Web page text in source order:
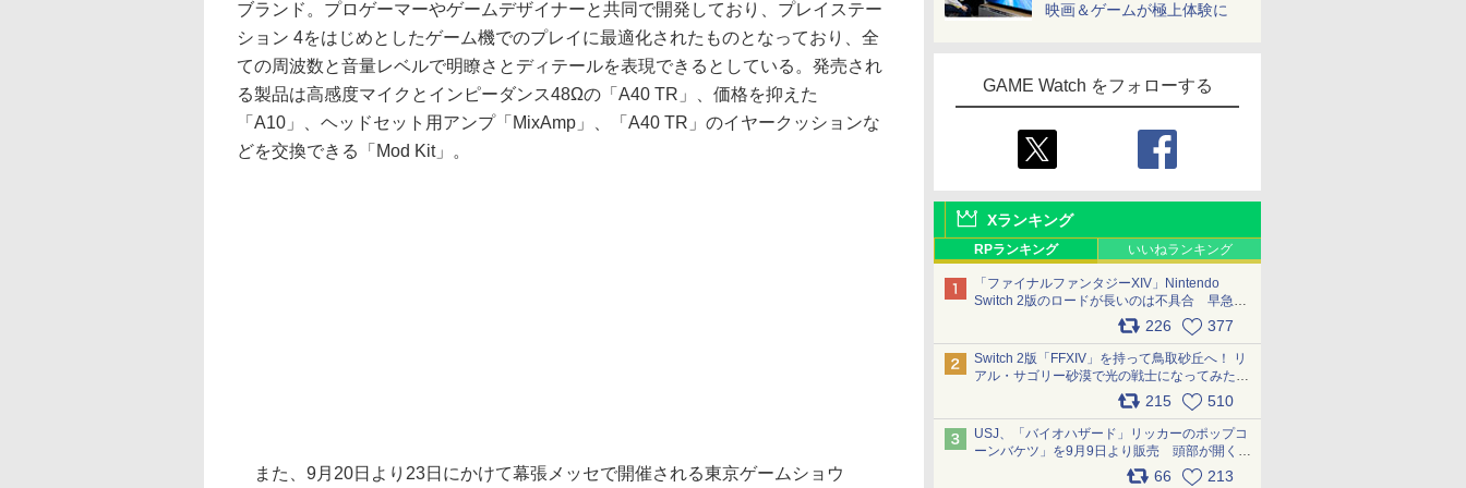
映画＆ゲームが極上体験に
GAME Watch をフォローする
Xランキング
RPランキング いいねランキング
「ファイナルファンタジーXIV」Nintendo
Switch 2版のロードが長いのは不具合 早急に
アップデートできるよう対応中226 377
Switch 2版「FFXIV」を持って鳥取砂丘へ！ リ
アル・サゴリー砂漠で光の戦士になってみた
215 510
USJ、「バイオハザード」リッカーのポップコ
ーンバケツ」を9月9日より販売 頭部が開く仕
組み。味は恐怖を堪のう「味噌フレーバー」
66 213
ブランド。プロゲーマーやゲームデザイナーと共同で開発しており、プレイステー
ション 4をはじめとしたゲーム機でのプレイに最適化されたものとなっており、全
ての周波数と音量レベルで明瞭さとディテールを表現できるとしている。発売され
る製品は高感度マイクとインピーダンス48Ωの「A40 TR」、価格を抑えた
「A10」、ヘッドセット用アンプ「MixAmp」、「A40 TR」のイヤークッションな
どを交換できる「Mod Kit」。
また、9月20日より23日にかけて幕張メッセで開催される東京ゲームショウ